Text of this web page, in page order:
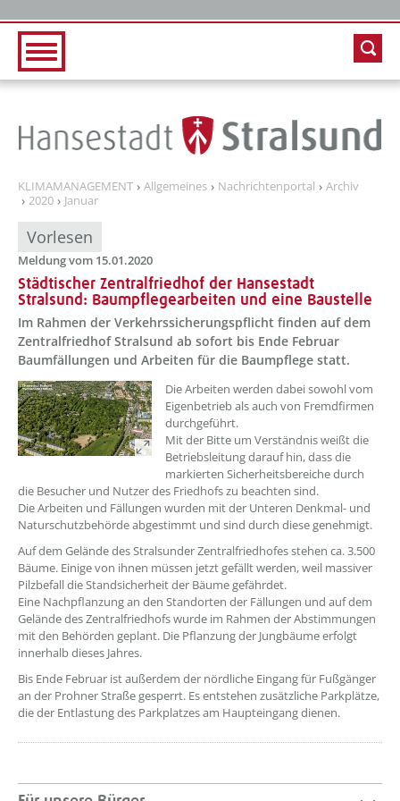
KLIMAMANAGEMENT Allgemeines Nachrichtenportal
Archiv
2020
Januar
Vorlesen
Meldung vom 15.01.2020
Städtischer Zentralfriedhof der Hansestadt
Stralsund: Baumpflegearbeiten und eine Baustelle
Im Rahmen der Verkehrssicherungspflicht finden auf dem
Zentralfriedhof Stralsund ab sofort bis Ende Februar
Baumfällungen und Arbeiten für die Baumpflege statt.
Die Arbeiten werden dabei sowohl vom
Eigenbetrieb als auch von Fremdfirmen
durchgeführt.
Mit der Bitte um Verständnis weißt die
Betriebsleitung darauf hin, dass die
markierten Sicherheitsbereiche durch
die Besucher und Nutzer des Friedhofs zu beachten sind.
Die Arbeiten und Fällungen wurden mit der Unteren Denkmal- und
Naturschutzbehörde abgestimmt und sind durch diese genehmigt.
Auf dem Gelände des Stralsunder Zentralfriedhofes stehen ca. 3.500
Bäume. Einige von ihnen müssen jetzt gefällt werden, weil massiver
Pilzbefall die Standsicherheit der Bäume gefährdet.
Eine Nachpflanzung an den Standorten der Fällungen und auf dem
Gelände des Zentralfriedhofs wurde im Rahmen der Abstimmungen
mit den Behörden geplant. Die Pflanzung der Jungbäume erfolgt
innerhalb dieses Jahres.
Bis Ende Februar ist außerdem der nördliche Eingang für Fußgänger
an der Prohner Straße gesperrt. Es entstehen zusätzliche Parkplätze,
die der Entlastung des Parkplatzes am Haupteingang dienen.